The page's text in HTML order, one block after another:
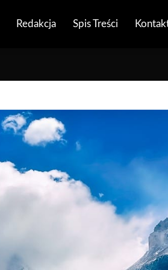
Redakcja Spis Treści